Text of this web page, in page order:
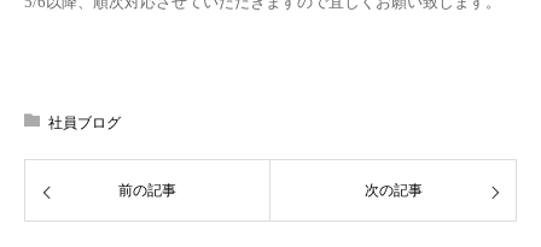
社員ブログ
前の記事 次の記事